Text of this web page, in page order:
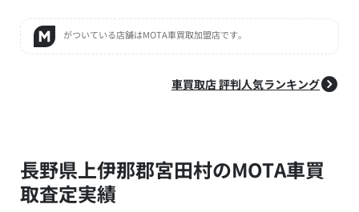
がついている店舗はMOTA車買取加盟店です。
車買取店 評判人気ランキング
長野県上伊那郡宮田村のMOTA車買
取査定実績